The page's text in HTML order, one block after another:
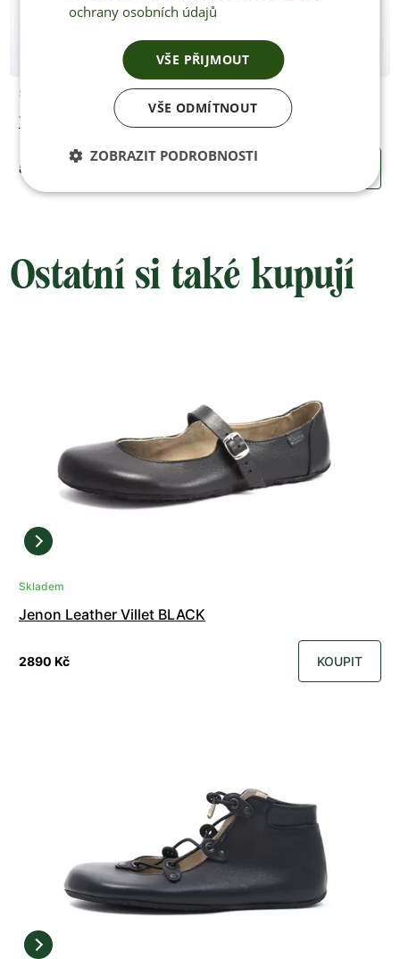
Skladem
Tkaničky voskované kulaté (130cm)
89 Kč
Ostatní si také kupují
Skladem
Jenon Leather Villet BLACK
2890 Kč KOUPIT
ochrany osobních údajů
VŠE PŘIJMOUT
VŠE ODMÍTNOUT
ZOBRAZIT PODROBNOSTI